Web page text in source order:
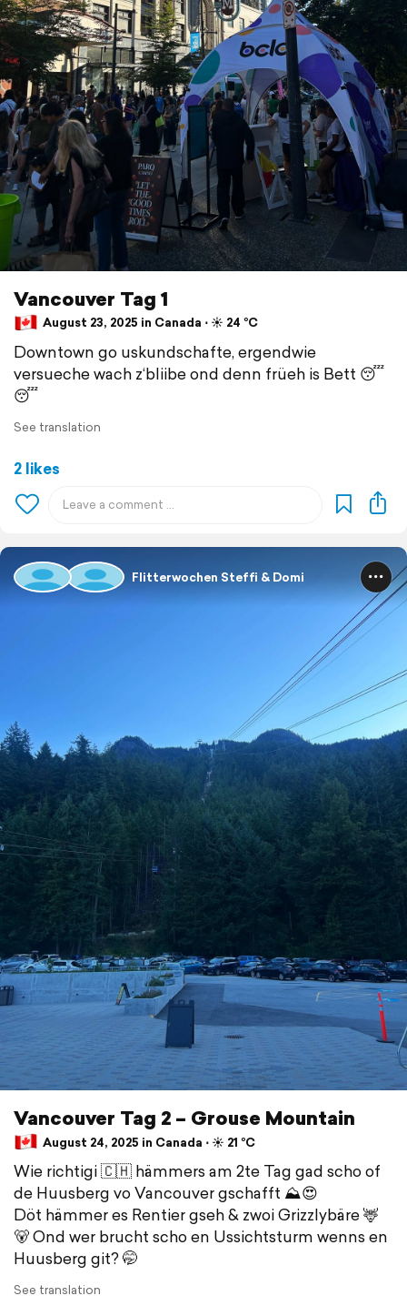
Vancouver Tag 1
August 23, 2025 in Canada ⋅ ☀️ 24 °C
Downtown go uskundschafte, ergendwie
versueche wach z‘bliibe ond denn früeh is Bett 😴
😴
See translation
2 likes
Flitterwochen Steffi & Domi
Vancouver Tag 2 – Grouse Mountain
August 24, 2025 in Canada ⋅ ☀️ 21 °C
Wie richtigi 🇨🇭 hämmers am 2te Tag gad scho of
de Huusberg vo Vancouver gschafft ⛰️😍
Döt hämmer es Rentier gseh & zwoi Grizzlybäre 🦌
🐻 Ond wer brucht scho en Ussichtsturm wenns en
Huusberg git? 🤭
See translation